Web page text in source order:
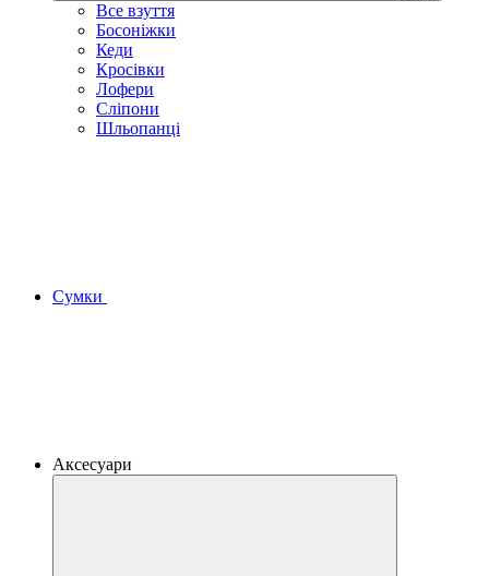
Все взуття
Босоніжки
Кеди
Кросівки
Лофери
Сліпони
Шльопанці
Сумки
Аксесуари